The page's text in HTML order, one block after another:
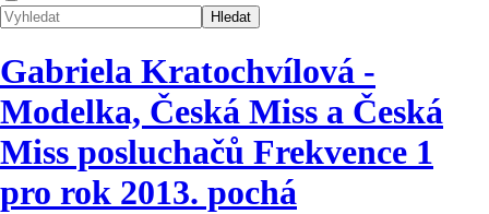
Gabriela Kratochvílová -
Modelka, Česká Miss a Česká
Miss posluchačů Frekvence 1
pro rok 2013. pochá